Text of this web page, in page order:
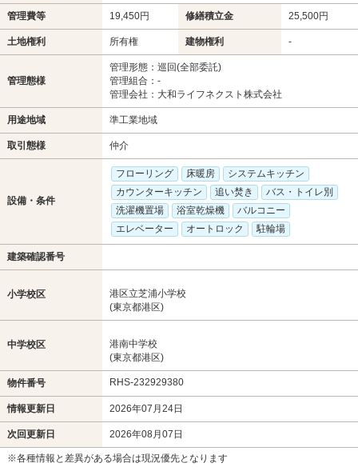
管理費等 19,450円 修繕積立金 25,500円
土地権利 所有権 建物権利 -
管理態様
管理形態：巡回(全部委託)
管理組合：-
管理会社：大和ライフネクスト株式会社
用途地域 準工業地域
取引態様 仲介
設備・条件
フローリング 床暖房
システムキッチン
カウンターキッチン
追い焚き
バス・トイレ別
洗濯機置場
浴室乾燥機
バルコニー
エレベーター
オートロック 駐輪場
建築確認番号
小学校区
港区立芝浦小学校
(東京都港区)
中学校区
港南中学校
(東京都港区)
物件番号 RHS-232929380
情報更新日 2026年07月24日
次回更新日 2026年08月07日
※各種情報と差異がある場合は現況優先となります